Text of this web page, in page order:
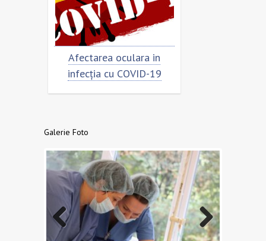
Cât de „încoronat” este
virusul?
Galerie Foto
Previo
Next